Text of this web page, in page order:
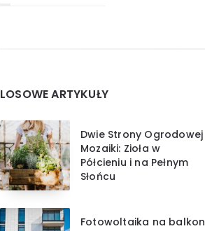
LOSOWE ARTYKUŁY
Dwie Strony Ogrodowej
Mozaiki: Zioła w
Półcieniu i na Pełnym
Słońcu
Fotowoltaika na balkon